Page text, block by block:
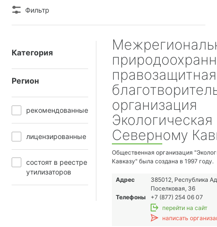
Фильтр
Категория
Регион
рекомендованные
лицензированные
состоят в реестре
утилизаторов
правозащитная
организация
Северному
Общественная организация
Кавказу" была создана в 1997 году.
благоприятной окружающей среды
контексте неразрывной связи
Кавказа с экологическими
Кавказского регионов.
Цели организации:
- предотвращение реализации в
Адрес
385012, Республика
Поселковая, 36
Телефоны
+7 (877) 254 06 07
перейти на сайт
написать